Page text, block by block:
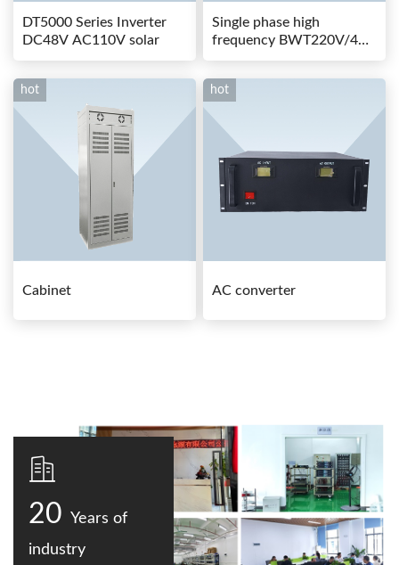
DT5000 Series Inverter
DC48V AC110V solar
Single phase high
frequency BWT220V/48-
80AS switching power
hot
Cabinet
hot
AC converter
20 Years of
industry